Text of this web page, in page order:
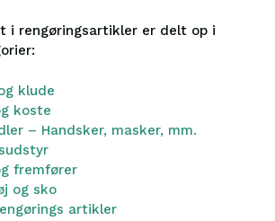
i rengøringsartikler er delt op i
klude
koste
– Handsker, masker, mm.
fremfører
og sko
artikler